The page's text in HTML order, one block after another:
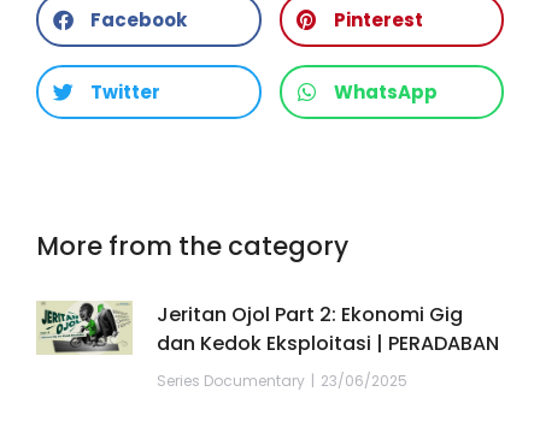
Facebook Pinterest
Twitter WhatsApp
More from the category
Jeritan Ojol Part 2: Ekonomi Gig
dan Kedok Eksploitasi | PERADABAN
Series Documentary 23/06/2025